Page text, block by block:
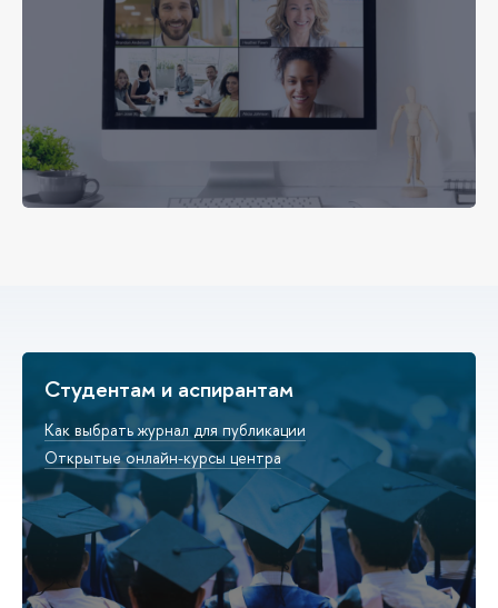
Студентам и аспирантам
Как выбрать журнал для публикации
Открытые онлайн-курсы центра